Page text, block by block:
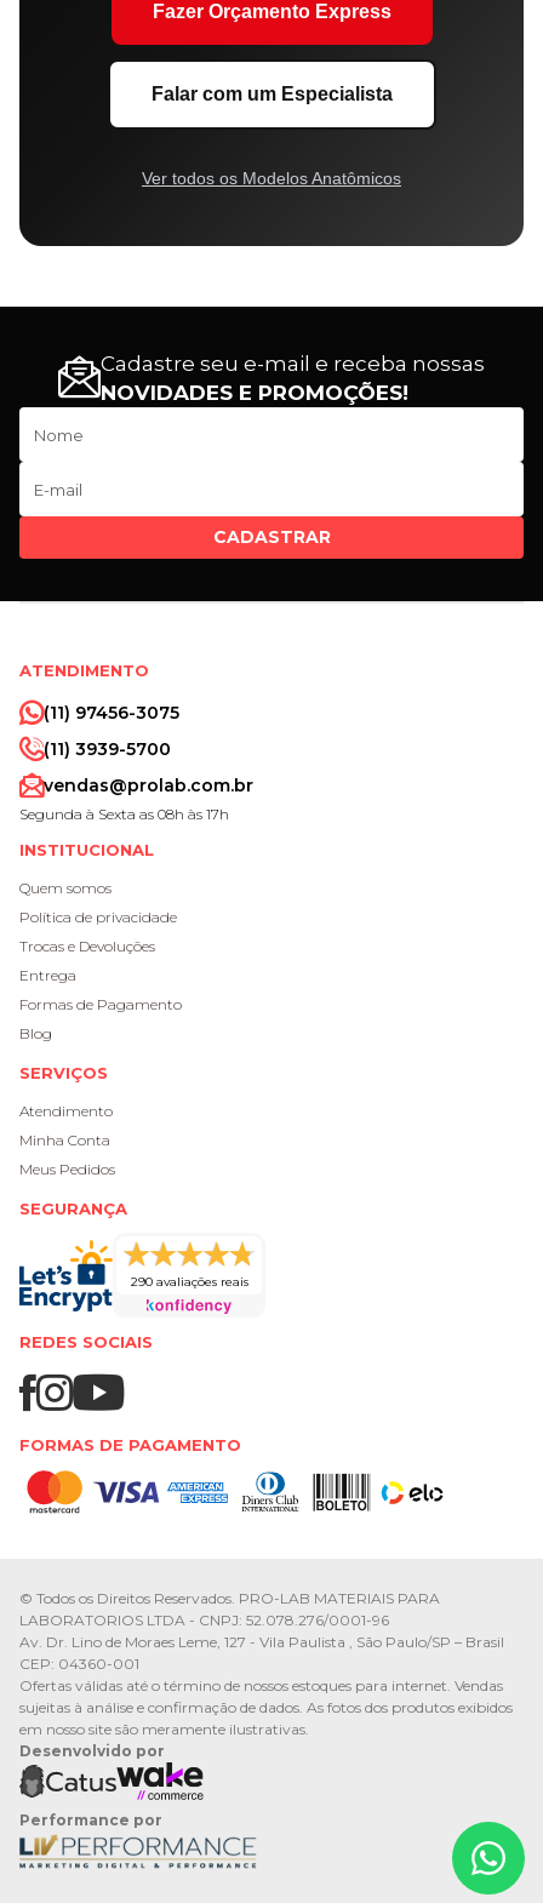
Fazer Orçamento Express
Falar com um Especialista
Ver todos os Modelos Anatômicos
Cadastre seu e-mail e receba nossas
NOVIDADES E PROMOÇÕES!
CADASTRAR
ATENDIMENTO
(11) 97456-3075
(11) 3939-5700
vendas@prolab.com.br
Segunda à Sexta as 08h às 17h
INSTITUCIONAL
Quem somos
Política de privacidade
Trocas e Devoluções
Entrega
Formas de Pagamento
Blog
SERVIÇOS
Atendimento
Minha Conta
Meus Pedidos
SEGURANÇA
290 avaliações reais
REDES SOCIAIS
FORMAS DE PAGAMENTO
© Todos os Direitos Reservados. PRO-LAB MATERIAIS PARA
LABORATORIOS LTDA - CNPJ: 52.078.276/0001-96
Av. Dr. Lino de Moraes Leme, 127 - Vila Paulista , São Paulo/SP – Brasil
CEP: 04360-001
Ofertas válidas até o término de nossos estoques para internet. Vendas
sujeitas à análise e confirmação de dados. As fotos dos produtos exibidos
em nosso site são meramente ilustrativas.
Desenvolvido por
Performance por